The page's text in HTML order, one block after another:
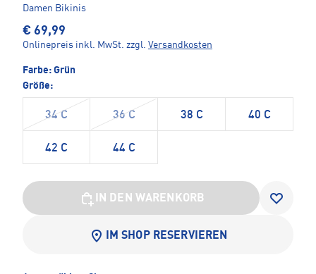
Damen Bikinis
€ 69,99
Onlinepreis inkl. MwSt. zzgl. Versandkosten
Farbe: Grün
Größe:
34 C 36 C 38 C 40 C
42 C 44 C
IN DEN WARENKORB
IM SHOP RESERVIEREN